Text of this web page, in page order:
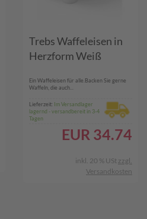
Trebs Waffeleisen in
Herzform Weiß
Ein Waffeleisen für alle.Backen Sie gerne
Waffeln, die auch...
Lieferzeit: Im Versandlager
lagernd - versandbereit in 3-4
Tagen
EUR 34.74
inkl. 20 % USt zzgl.
Versandkosten